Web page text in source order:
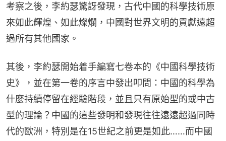
考察之後，李約瑟驚訝發現，古代中國的科學技術原
來如此輝煌、如此燦爛，中國對世界文明的貢獻遠超
過所有其他國家。
其後，李約瑟開始着手編寫七卷本的《中國科學技術
史》，並在第一卷的序言中發出叩問：中國的科學為
什麼持續停留在經驗階段，並且只有原始型的或中古
型的理論？中國的這些發明和發現往往遠遠超過同時
代的歐洲，特別是在15世紀之前更是如此……而中國